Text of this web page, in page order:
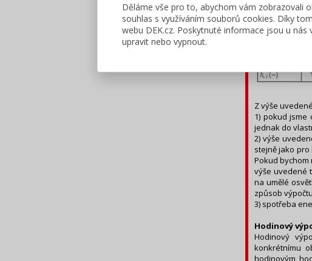
Děláme vše pro to, abychom vám zobrazovali
souhlas s využíváním souborů cookies. Díky
webu DEK.cz. Poskytnuté informace jsou u
upravit nebo vypnout.
Ve finále je
činitele z
Z výše
1) pokud jsme
jednak do
2) výše
stejně jako pro
Pokud bychom
výše uvedené
na umělé
způsob
3) spotřeba
Hodinový
Hodinový
konkrétnímu
hodinovým